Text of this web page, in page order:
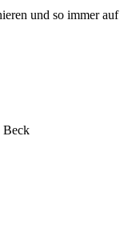
und so immer auf
Beck